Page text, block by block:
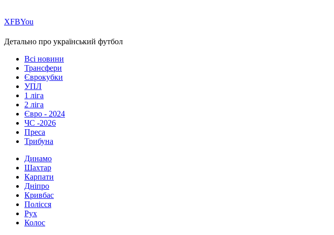
ХFBYou
Детально про український футбол
Всі новини
Трансфери
Єврокубки
УПЛ
1 ліга
2 ліга
Євро - 2024
ЧС -2026
Преса
Трибуна
Динамо
Шахтар
Карпати
Дніпро
Кривбас
Полісся
Рух
Колос